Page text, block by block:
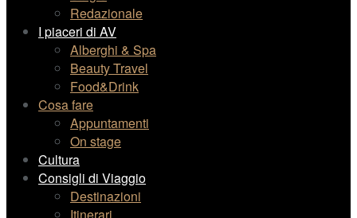
Redazionale
I piaceri di AV
Alberghi & Spa
Beauty Travel
Food&Drink
Cosa fare
Appuntamenti
On stage
Cultura
Consigli di Viaggio
Destinazioni